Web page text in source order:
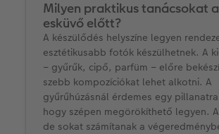
Milyen praktikus tanácsokat
esküvő előtt?
A készülődés helyszíne legyen
esztétikusabb fotók készülhetnek. A
– gyűrűk, cipő, parfüm – előre
szebb kompozíciókat lehet alkotni. A
gyűrűhúzásnál érdemes egy
hogy szépen megörökíthető legyen.
de sokat számítanak a